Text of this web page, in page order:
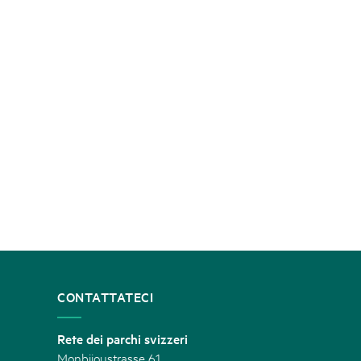
CONTATTATECI
Rete dei parchi svizzeri
Monbijoustrasse 61